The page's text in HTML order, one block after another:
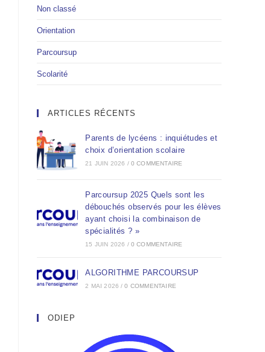
Non classé
Orientation
Parcoursup
Scolarité
ARTICLES RÉCENTS
Parents de lycéens : inquiétudes et
choix d’orientation scolaire
21 JUIN 2026 / 0 COMMENTAIRE
Parcoursup 2025 Quels sont les
débouchés observés pour les élèves
ayant choisi la combinaison de
spécialités ? »
15 JUIN 2026 / 0 COMMENTAIRE
ALGORITHME PARCOURSUP
2 MAI 2026 / 0 COMMENTAIRE
ODIEP